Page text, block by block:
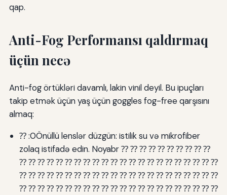
qap.
Anti-Fog Performansı qaldırmaq
üçün necə
Anti-fog örtükləri davamlı, lakin vinil deyil. Bu ipuçları
takip etmək üçün yaş üçün goggles fog-free qarşısını
almaq:
⁇ :0Önüllü lenslər düzgün: istilik su və mikrofiber
zolaq istifadə edin. Noyabr ⁇ ⁇ ⁇ ⁇ ⁇ ⁇ ⁇ ⁇ ⁇ ⁇
⁇ ⁇ ⁇ ⁇ ⁇ ⁇ ⁇ ⁇ ⁇ ⁇ ⁇ ⁇ ⁇ ⁇ ⁇ ⁇ ⁇ ⁇ ⁇ ⁇ ⁇ ⁇
⁇ ⁇ ⁇ ⁇ ⁇ ⁇ ⁇ ⁇ ⁇ ⁇ ⁇ ⁇ ⁇ ⁇ ⁇ ⁇ ⁇ ⁇ ⁇ ⁇ ⁇ ⁇
⁇ ⁇ ⁇ ⁇ ⁇ ⁇ ⁇ ⁇ ⁇ ⁇ ⁇ ⁇ ⁇ ⁇ ⁇ ⁇ ⁇ ⁇ ⁇ ⁇ ⁇ ⁇